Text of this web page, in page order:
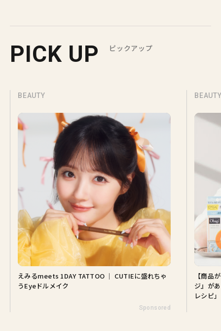
PICK UP ピックアップ
BEAUTY
えみるmeets 1DAY TATTOO ｜ CUTIEに盛れちゃ
うEyeドルメイク
Sponsored
【商品
ジ』が
レシピ」